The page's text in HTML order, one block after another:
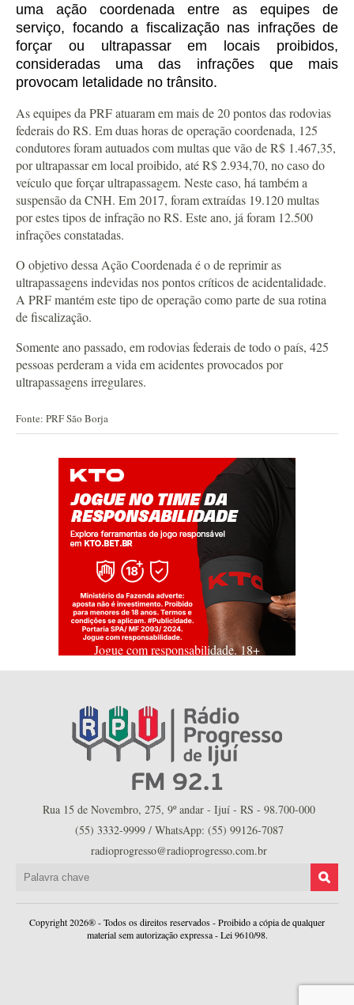
uma ação coordenada entre as equipes de
serviço, focando a fiscalização nas infrações de
forçar ou ultrapassar em locais proibidos,
consideradas uma das infrações que mais
provocam letalidade no trânsito.
As equipes da PRF atuaram em mais de 20 pontos das rodovias
federais do RS. Em duas horas de operação coordenada, 125
condutores foram autuados com multas que vão de R$ 1.467,35,
por ultrapassar em local proibido, até R$ 2.934,70, no caso do
veículo que forçar ultrapassagem. Neste caso, há também a
suspensão da CNH. Em 2017, foram extraídas 19.120 multas
por estes tipos de infração no RS. Este ano, já foram 12.500
infrações constatadas.
O objetivo dessa Ação Coordenada é o de reprimir as
ultrapassagens indevidas nos pontos críticos de acidentalidade.
A PRF mantém este tipo de operação como parte de sua rotina
de fiscalização.
Somente ano passado, em rodovias federais de todo o país, 425
pessoas perderam a vida em acidentes provocados por
ultrapassagens irregulares.
Fonte: PRF São Borja
Jogue com responsabilidade. 18+
Rua 15 de Novembro, 275, 9º andar - Ijuí - RS - 98.700-000
(55) 3332-9999 / WhatsApp: (55) 99126-7087
radioprogresso@radioprogresso.com.br
Copyright 2026® - Todos os direitos reservados - Proibido a cópia de qualquer
material sem autorização expressa - Lei 9610/98.